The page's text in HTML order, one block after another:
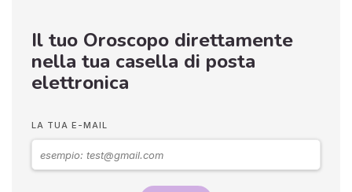
Il tuo Oroscopo direttamente
nella tua casella di posta
elettronica
LA TUA E-MAIL